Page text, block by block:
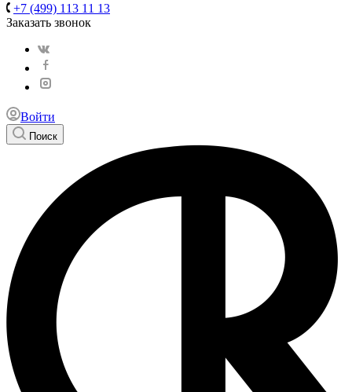
+7 (499) 113 11 13
Заказать звонок
Войти
Поиск